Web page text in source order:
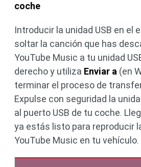
coche
Introducir la unidad USB en el
soltar la canción que has
YouTube Music a tu unidad
derecho y utiliza Enviar a (en
terminar el proceso de
Expulse con seguridad la
al puerto USB de tu coche.
ya estás listo para reproducir
YouTube Music en tu vehículo.